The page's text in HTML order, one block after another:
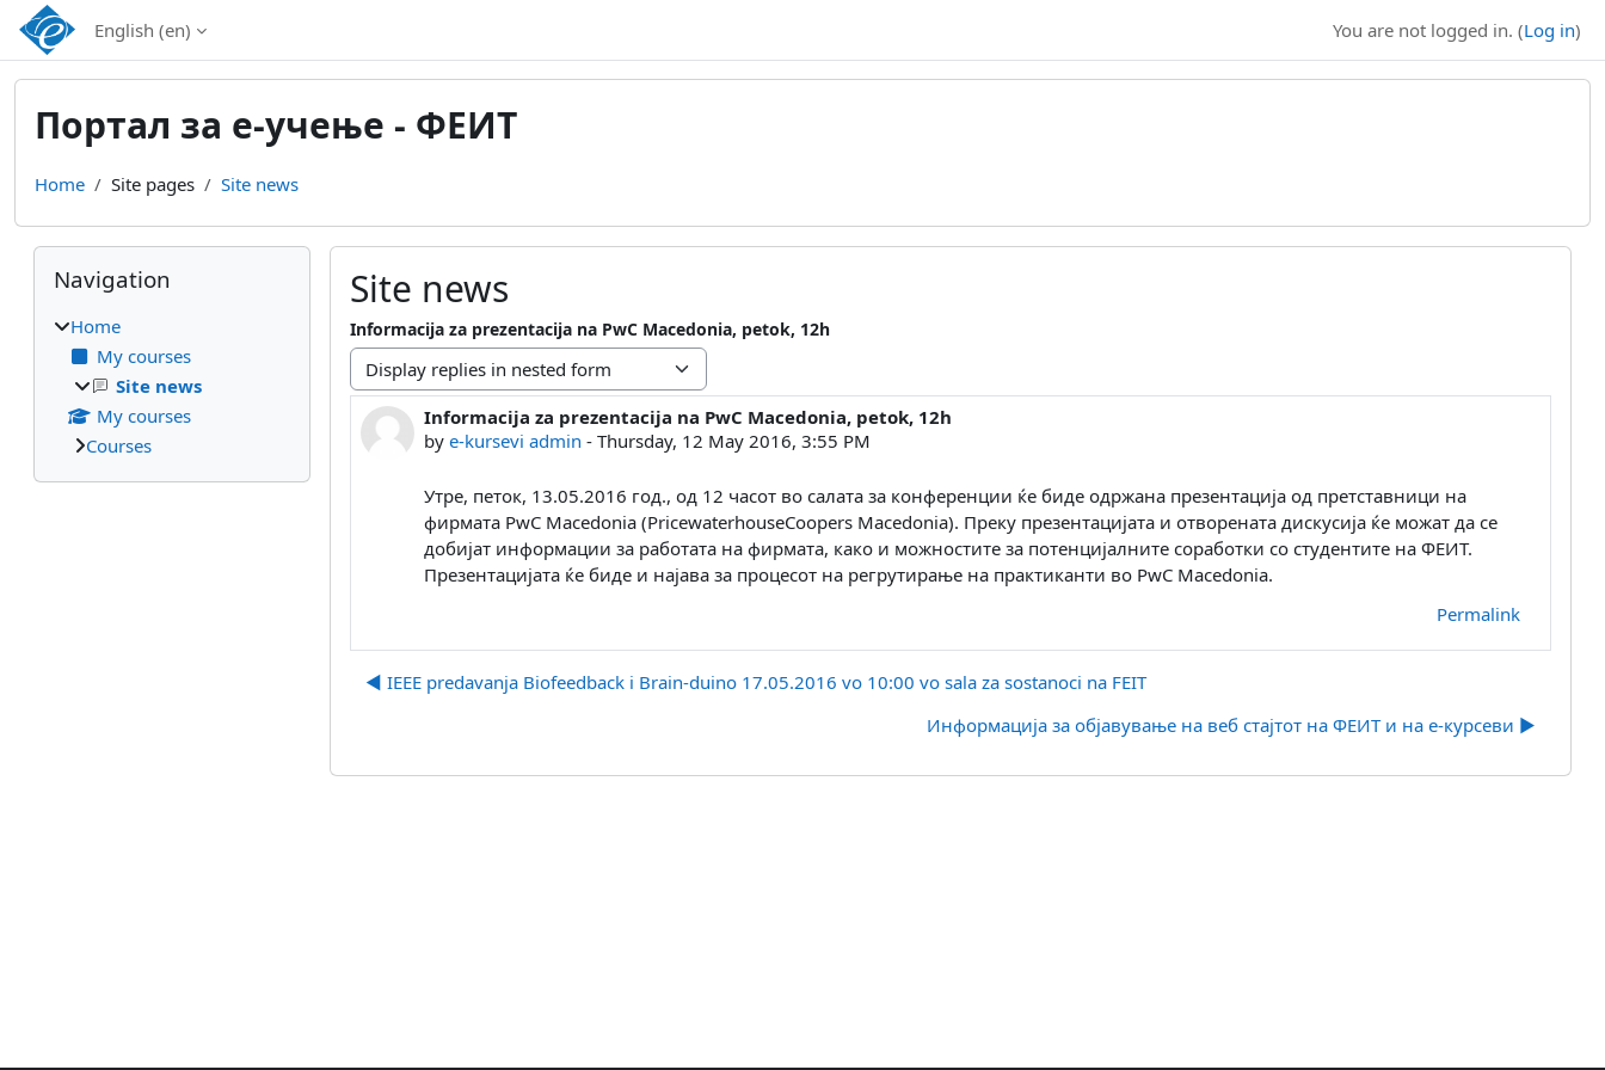
Skip to main content
English ‎(en)‎ You are not logged in. (Log in)
Портал за е-учење - ФЕИТ
Home Site pages Site news
Site news
Informacija za prezentacija na PwC Macedonia, petok, 12h
Display mode
Informacija za prezentacija na PwC Macedonia, petok, 12h
by e-kursevi admin - Thursday, 12 May 2016, 3:55 PM
Number of replies: 0
Утре, петок, 13.05.2016 год., од 12 часот во салата за конференции ќе биде одржана презентација од претставници на
фирмата PwC Macedonia (PricewaterhouseCoopers Macedonia). Преку презентацијата и отворената дискусија ќе можат да се
добијат информации за работата на фирмата, како и можностите за потенцијалните соработки со студентите на ФЕИТ.
Презентацијата ќе биде и најава за процесот на регрутирање на практиканти во PwC Macedonia.
Permalink
◀︎ IEEE predavanja Biofeedback i Brain-duino 17.05.2016 vo 10:00 vo sala za sostanoci na FEIT
Информација за објавување на веб стајтот на ФЕИТ и на е-курсеви ▶︎
Blocks
Skip Navigation
Navigation
Home
My courses
Site news
My courses
Courses